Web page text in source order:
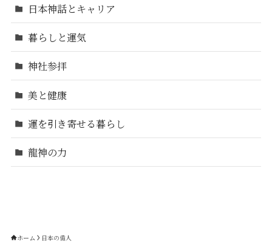
日本神話とキャリア
暮らしと運気
神社参拝
美と健康
運を引き寄せる暮らし
龍神の力
ホーム 日本の偉人